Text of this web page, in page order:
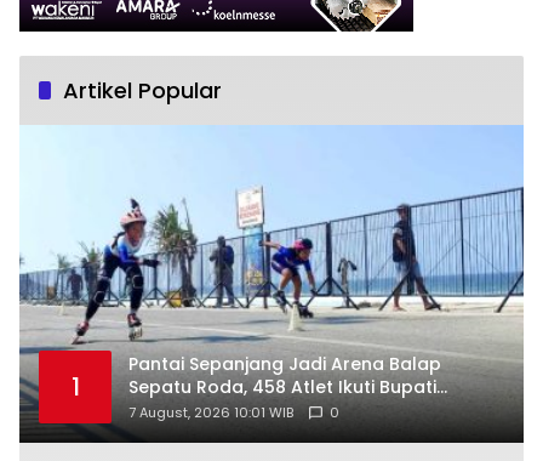
Artikel Popular
1
Pantai Sepanjang Jadi Arena Balap
Sepatu Roda, 458 Atlet Ikuti Bupati
Gunungkidul Cup III
7 August, 2026 10:01 WIB 0